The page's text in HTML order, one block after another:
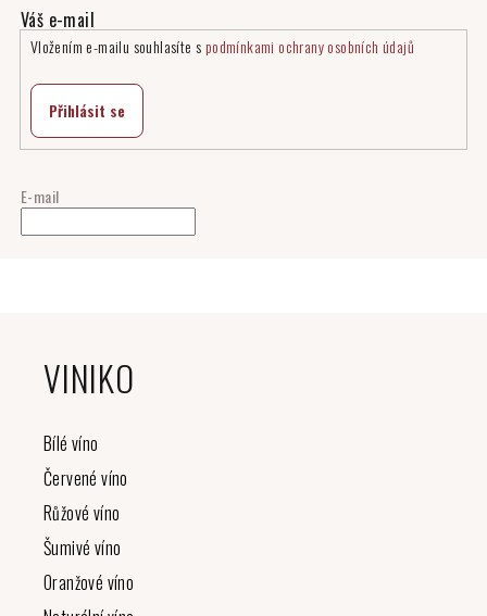
E-mail
Vložením e-mailu souhlasíte s podmínkami ochrany osobních údajů
Přihlásit se
VINIKO
Bílé víno
Červené víno
Růžové víno
Šumivé víno
Oranžové víno